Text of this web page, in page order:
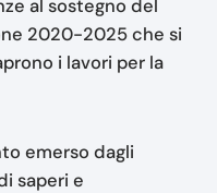
al sostegno del
2020-2025 che si
i lavori per la
emerso dagli
saperi e